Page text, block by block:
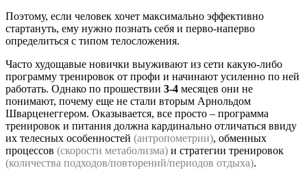
Поэтому, если человек хочет максимально эффективно
стартануть, ему нужно познать себя и перво-наперво
определиться с типом телосложения.
Часто худощавые новички выуживают из сети какую-либо
программу тренировок от профи и начинают усиленно по ней
работать. Однако по прошествии 3-4 месяцев они не
понимают, почему еще не стали вторым Арнольдом
Шварценеггером. Оказывается, все просто – программа
тренировок и питания должна кардинально отличаться ввиду
их телесных особенностей (антропометрии), обменных
процессов (скорости метаболизма) и стратегии тренировок
(количества подходов/повторений/периодов отдыха).